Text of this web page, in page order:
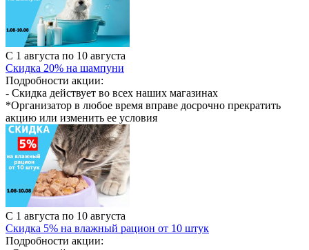
С 1 августа по 10 августа
Скидка 20% на шампуни
Подробности акции:
- Скидка действует во всех наших магазинах
*Организатор в любое время вправе досрочно прекратить
акцию или изменить ее условия
С 1 августа по 10 августа
Скидка 5% на влажный рацион от 10 штук
Подробности акции: